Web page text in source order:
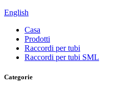
English
Casa
Prodotti
Raccordi per tubi
Raccordi per tubi SML
Categorie